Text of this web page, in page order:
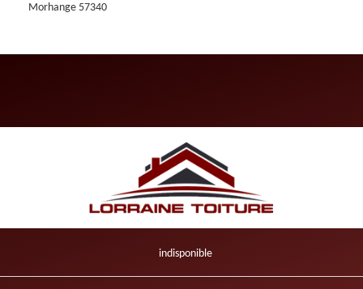
Morhange 57340
indisponible